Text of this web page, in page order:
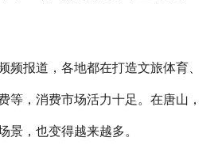
报道，各地都在打造文旅体育、
等，消费市场活力十足。在唐山，
景，也变得越来越多。